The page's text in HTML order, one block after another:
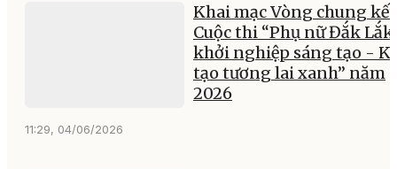
Khai mạc Vòng chung kết
Cuộc thi “Phụ nữ Đắk Lắk
khởi nghiệp sáng tạo -
tạo tương lai xanh” năm
2026
11:29, 04/06/2026